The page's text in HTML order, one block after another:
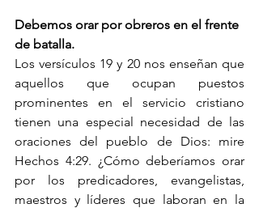
Debemos orar por obreros en el frente
de batalla.
Los versículos 19 y 20 nos enseñan que
aquellos que ocupan puestos
prominentes en el servicio cristiano
tienen una especial necesidad de las
oraciones del pueblo de Dios: mire
Hechos 4:29. ¿Cómo deberíamos orar
por los predicadores, evangelistas,
maestros y líderes que laboran en la